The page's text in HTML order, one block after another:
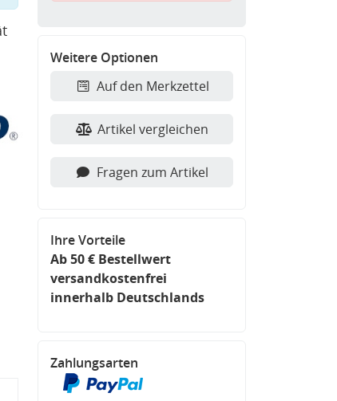
Weitere Optionen
Auf den Merkzettel
Artikel vergleichen
Fragen zum Artikel
Ihre Vorteile
Ab 50 € Bestellwert
versandkostenfrei
innerhalb Deutschlands
Zahlungsarten